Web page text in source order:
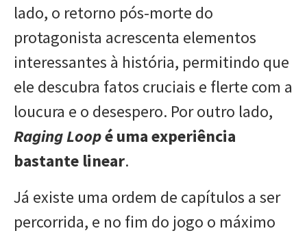
lado, o retorno pós-morte do
protagonista acrescenta elementos
interessantes à história, permitindo que
ele descubra fatos cruciais e flerte com a
loucura e o desespero. Por outro lado,
Raging Loopé uma experiência
bastante linear.
Já existe uma ordem de capítulos a ser
percorrida, e no fim do jogo o máximo